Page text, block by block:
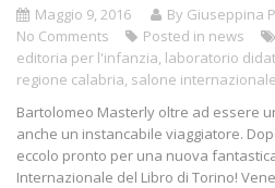
Maggio 9, 2016
By Giuseppina
No Comments
Posted in news
editoria per l'infanzia, laboratorio
regione calabria, salone
Bartolomeo Masterly oltre ad essere
anche un instancabile viaggiatore.
eccolo pronto per una nuova
Internazionale del Libro di Torino!